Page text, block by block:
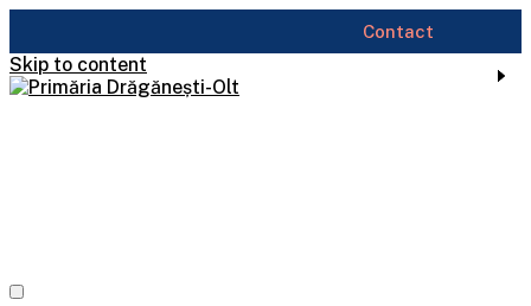
Skip to content
Contact